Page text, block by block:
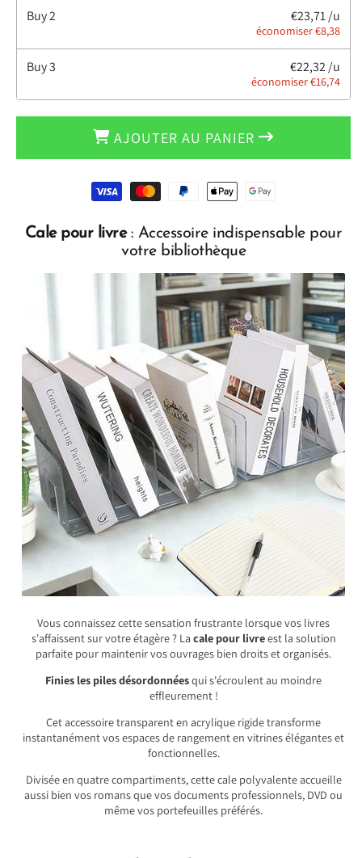
L&#39;exposeur™
Buy2 €23,71 /u
économiser €8,38
Buy3 €22,32 /u
économiser €16,74
AJOUTER AU PANIER
Cale pour livre: Accessoire indispensable pour
votre bibliothèque
Vous connaissez cette sensation frustrante lorsque vos livres
s'affaissent sur votre étagère ? La cale pour livreest la solution
parfaite pour maintenir vos ouvrages bien droits et organisés.
Finies les piles désordonnéesqui s'écroulent au moindre
effleurement !
Cet accessoire transparent en acrylique rigide transforme
instantanément vos espaces de rangement en vitrines élégantes et
fonctionnelles.
Divisée en quatre compartiments, cette cale polyvalente accueille
aussi bien vos romans que vos documents professionnels, DVD ou
même vos portefeuilles préférés.